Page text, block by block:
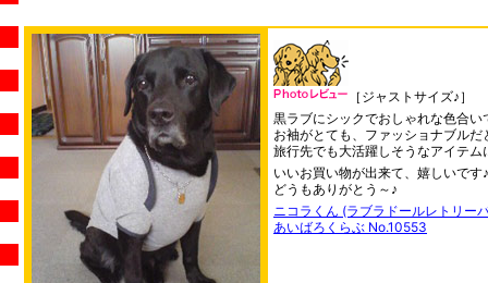
［ジャストサイズ♪］
黒ラブにシックでおしゃれな色合い
お袖がとても、ファッショナブルだ
旅行先でも大活躍しそうなアイテム
いいお買い物が出来て、嬉しいです♪
どうもありがとう～♪
ニコラくん (ラブラドールレトリー
あいばろくらぶ No.10553